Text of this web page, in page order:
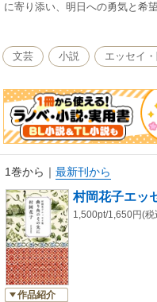
に寄り添い、明日への勇気と希
文芸 小説 エッセイ
1巻から ｜ 最新刊から
作品紹介
村岡花子エッ
1,500pt/1,650円(税